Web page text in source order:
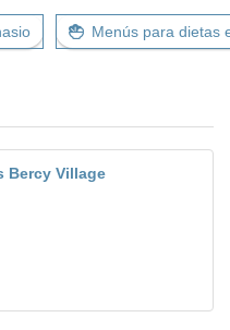
Menús para dietas
Bercy Village